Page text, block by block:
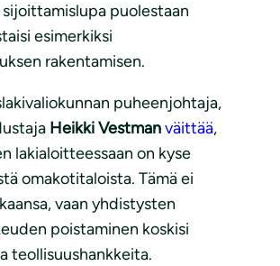
puolestaan
esimerkiksi
rakentamisen.
puheenjohtaja,
Heikki Vestmanväittää,
lakialoitteessaan on kyse
omakotitaloista. Tämä ei
vaan yhdistysten
poistaminen koskisi
teollisuushankkeita.